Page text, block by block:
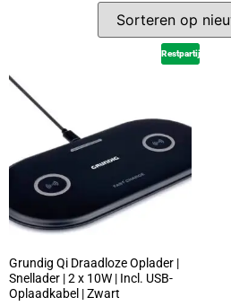
Restpartij
Grundig Qi Draadloze Oplader |
Snellader | 2 x 10W | Incl. USB-
Oplaadkabel | Zwart